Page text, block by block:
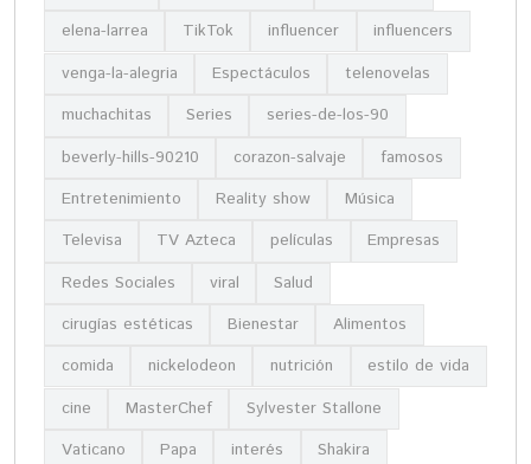
elena-larrea
TikTok influencer
influencers
venga-la-alegria
Espectáculos
telenovelas
muchachitas
Series
series-de-los-90
beverly-hills-90210
corazon-salvaje
famosos
Entretenimiento
Reality show
Música
Televisa
TV Azteca películas
Empresas
Redes Sociales
viral
Salud
cirugías estéticas
Bienestar
Alimentos
comida
nickelodeon nutrición
estilo de vida
cine
MasterChef
Sylvester Stallone
Vaticano
Papa interés
Shakira